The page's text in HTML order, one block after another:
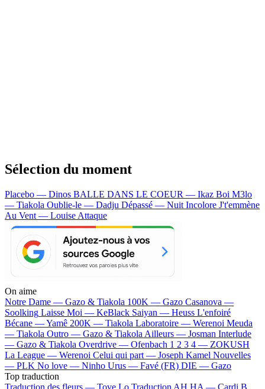
Sélection du moment
Placebo — Dinos BALLE DANS LE COEUR — Ikaz Boi M3lo
— Tiakola Oublie-le — Dadju Dépassé — Nuit Incolore J't'emmène
Au Vent — Louise Attaque
On aime
Notre Dame — Gazo & Tiakola 100K — Gazo Casanova —
Soolking Laisse Moi — KeBlack Saiyan — Heuss L'enfoiré
Bécane —Yamê 200K — Tiakola Laboratoire — Werenoi Meuda
— Tiakola Outro — Gazo & Tiakola Ailleurs — Josman Interlude
— Gazo & Tiakola Overdrive — Ofenbach 1 2 3 4 — ZOKUSH
La League — Werenoi Celui qui part — Joseph Kamel Nouvelles
— PLK No love — Ninho Urus — Favé (FR) DIE — Gazo
Top traduction
Traduction des fleurs — Tove Lo Traduction AH HA — Cardi B